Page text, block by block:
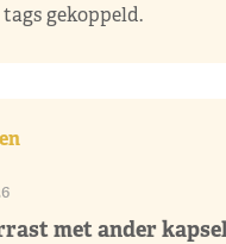
gekoppeld.
met ander